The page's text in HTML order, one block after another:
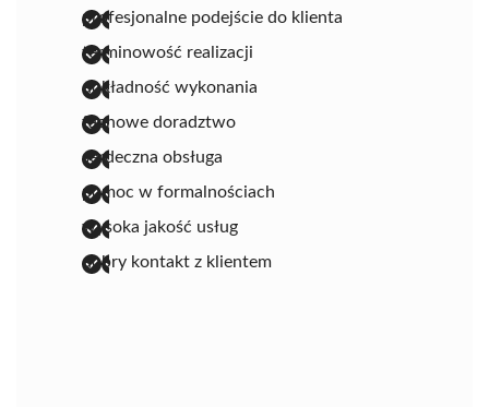
profesjonalne podejście do klienta
terminowość realizacji
dokładność wykonania
fachowe doradztwo
serdeczna obsługa
pomoc w formalnościach
wysoka jakość usług
dobry kontakt z klientem